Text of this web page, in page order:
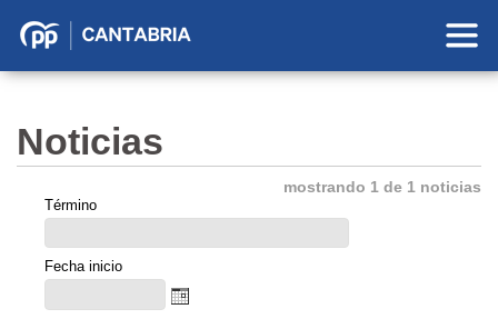
Partido
Cantabria
Noticias
mostrando 1 de 1 noticias
Término
Fecha inicio